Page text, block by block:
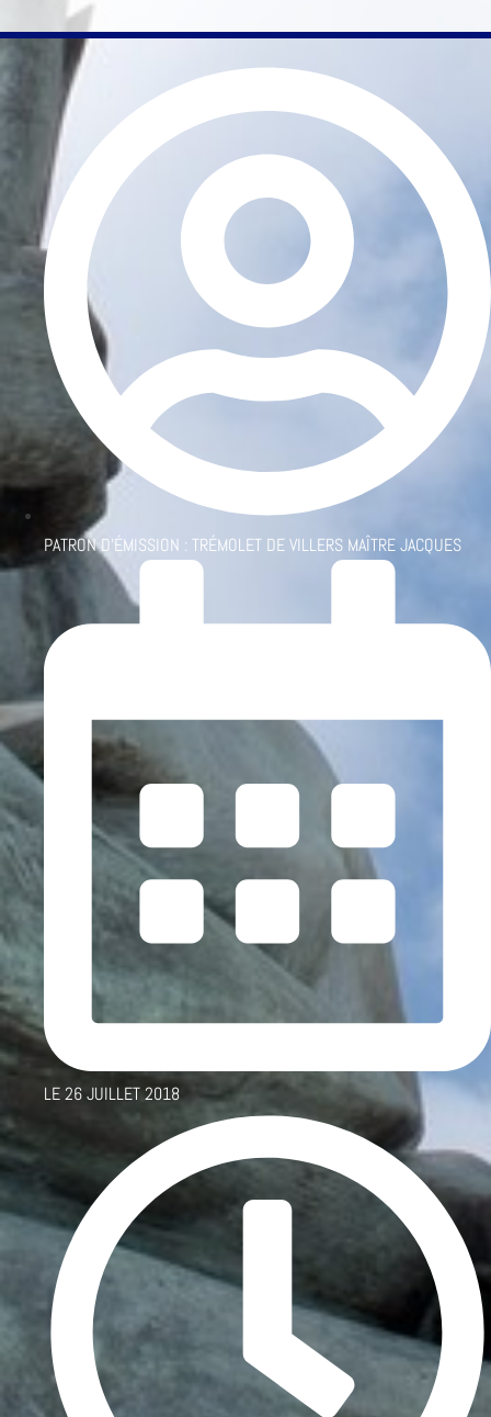
PATRON D'ÉMISSION : TRÉMOLET DE VILLERS MAÎTRE JACQUES
LE26 JUILLET 2018